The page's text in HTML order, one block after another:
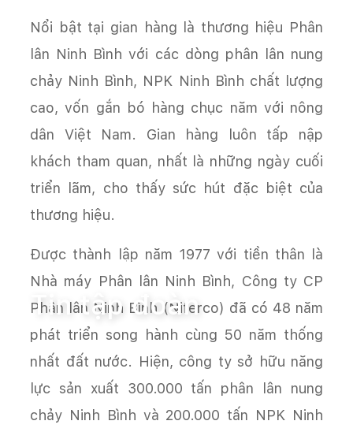
Trang chủ Tin tức
Tin tập đoàn
Nổi bật tại gian hàng là thương hiệu Phân
lân Ninh Bình với các dòng phân lân nung
chảy Ninh Bình, NPK Ninh Bình chất lượng
cao, vốn gắn bó hàng chục năm với nông
dân Việt Nam. Gian hàng luôn tấp nập
khách tham quan, nhất là những ngày cuối
triển lãm, cho thấy sức hút đặc biệt của
thương hiệu.
Được thành lập năm 1977 với tiền thân là
Nhà máy Phân lân Ninh Bình, Công ty CP
Phân lân Ninh Bình (Niferco) đã có 48 năm
phát triển song hành cùng 50 năm thống
nhất đất nước. Hiện, công ty sở hữu năng
lực sản xuất 300.000 tấn phân lân nung
chảy Ninh Bình và 200.000 tấn NPK Ninh